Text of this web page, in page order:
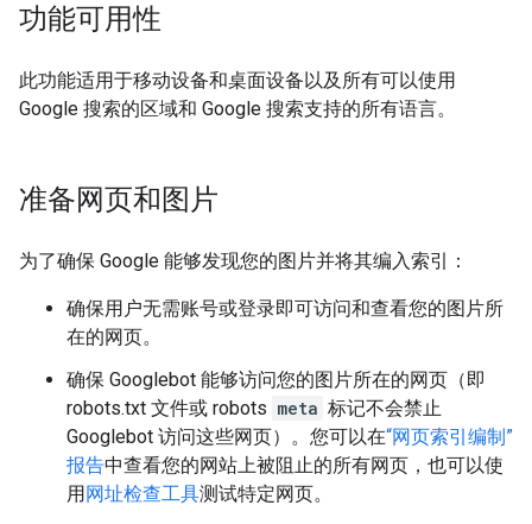
功能可用性
此功能适用于移动设备和桌面设备以及所有可以使用
Google 搜索的区域和 Google 搜索支持的所有语言。
准备网页和图片
为了确保 Google 能够发现您的图片并将其编入索引：
确保用户无需账号或登录即可访问和查看您的图片所
在的网页。
确保 Googlebot 能够访问您的图片所在的网页（即
robots.txt 文件或 robots meta 标记不会禁止
Googlebot 访问这些网页）。您可以在“网页索引编制”
报告中查看您的网站上被阻止的所有网页，也可以使
用 网址检查工具测试特定网页。